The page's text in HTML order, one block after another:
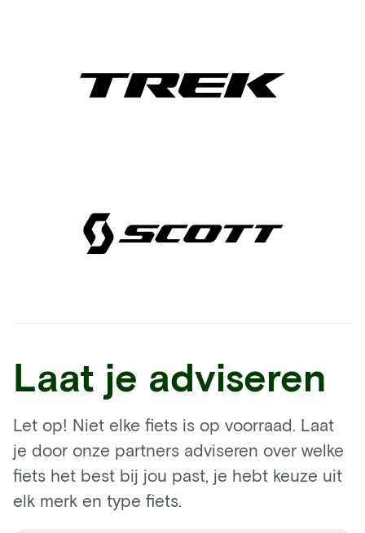
Laat je adviseren
Let op! Niet elke fiets is op voorraad. Laat
je door onze partners adviseren over welke
fiets het best bij jou past, je hebt keuze uit
elk merk en type fiets.